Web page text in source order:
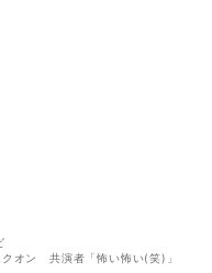
オン 共演者「怖い怖い(笑)」